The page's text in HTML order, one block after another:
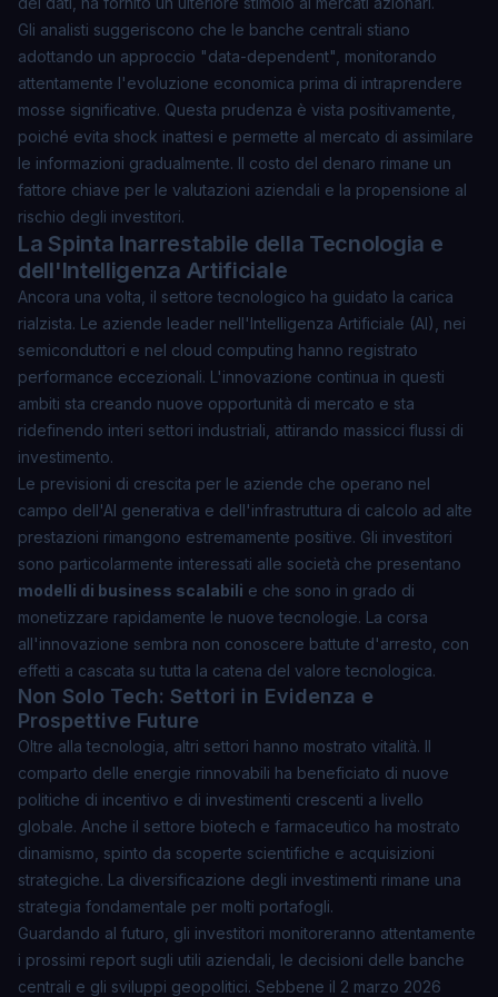
Gli analisti suggeriscono che le banche centrali stiano
adottando un approccio "data-dependent", monitorando
attentamente l'evoluzione economica prima di intraprendere
mosse significative. Questa prudenza è vista positivamente,
poiché evita shock inattesi e permette al mercato di assimilare
le informazioni gradualmente. Il costo del denaro rimane un
fattore chiave per le valutazioni aziendali e la propensione al
rischio degli investitori.
La Spinta Inarrestabile della Tecnologia e
dell'Intelligenza Artificiale
Ancora una volta, il settore tecnologico ha guidato la carica
rialzista. Le aziende leader nell'Intelligenza Artificiale (AI), nei
semiconduttori e nel cloud computing hanno registrato
performance eccezionali. L'innovazione continua in questi
ambiti sta creando nuove opportunità di mercato e sta
ridefinendo interi settori industriali, attirando massicci flussi di
investimento.
Le previsioni di crescita per le aziende che operano nel
campo dell'AI generativa e dell'infrastruttura di calcolo ad alte
prestazioni rimangono estremamente positive. Gli investitori
sono particolarmente interessati alle società che presentano
modelli di business scalabili e che sono in grado di
monetizzare rapidamente le nuove tecnologie. La corsa
all'innovazione sembra non conoscere battute d'arresto, con
effetti a cascata su tutta la catena del valore tecnologica.
Non Solo Tech: Settori in Evidenza e
Prospettive Future
Oltre alla tecnologia, altri settori hanno mostrato vitalità. Il
comparto delle energie rinnovabili ha beneficiato di nuove
politiche di incentivo e di investimenti crescenti a livello
globale. Anche il settore biotech e farmaceutico ha mostrato
dinamismo, spinto da scoperte scientifiche e acquisizioni
strategiche. La diversificazione degli investimenti rimane una
strategia fondamentale per molti portafogli.
Guardando al futuro, gli investitori monitoreranno attentamente
i prossimi report sugli utili aziendali, le decisioni delle banche
centrali e gli sviluppi geopolitici. Sebbene il 2 marzo 2026